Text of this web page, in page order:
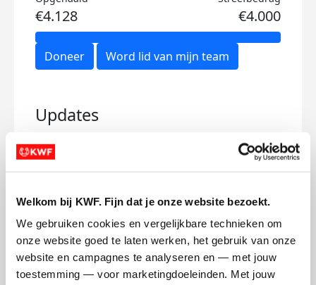
Welkom bij KWF. Fijn dat je onze website bezoekt.
We gebruiken cookies en vergelijkbare technieken om
onze website goed te laten werken, het gebruik van onze
website en campagnes te analyseren en — met jouw
toestemming — voor marketingdoeleinden. Met jouw
€4.128 €4.000
Doneer Word lid van mijn team
Updates
De eerste stap is gezet
donderdag 25 september 2025
Heel eerlijk..
Dit idee zat al lang in mijn hoofd. Maar